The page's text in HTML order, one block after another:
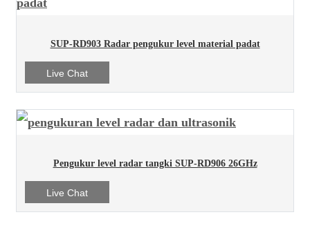
SUP-RD903 Radar pengukur level material padat
Live Chat
Pengukur level radar tangki SUP-RD906 26GHz
Live Chat